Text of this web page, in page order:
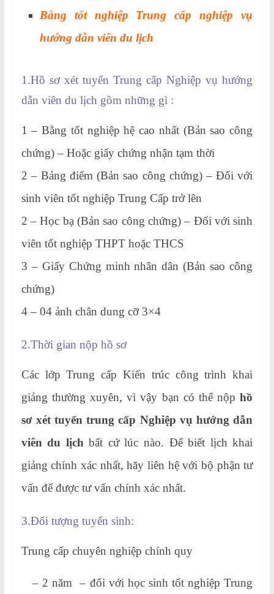
Bằng tốt nghiệp Trung cấp nghiệp vụ
hướng dẫn viên du lịch
1.Hồ sơ xét tuyển Trung cấp Nghiệp vụ hướng
dẫn viên du lịch gồm những gì :
1 – Bằng tốt nghiệp hệ cao nhất (Bản sao công
chứng) – Hoặc giấy chứng nhận tạm thời
2 – Bảng điểm (Bản sao công chứng) – Đối với
sinh viên tốt nghiệp Trung Cấp trở lên
2 – Học bạ (Bản sao công chứng) – Đối với sinh
viên tốt nghiệp THPT hoặc THCS
3 – Giấy Chứng minh nhân dân (Bản sao công
chứng)
4 – 04 ảnh chân dung cỡ 3×4
2.Thời gian nộp hồ sơ
Các lớp Trung cấp Kiến trúc công trình khai
giảng thường xuyên, vì vậy bạn có thể nộphồ
sơ xét tuyển trung cấp Nghiệp vụ hướng dẫn
viên du lịchbất cứ lúc nào. Để biết lịch khai
giảng chính xác nhất, hãy liên hệ với bộ phận tư
vấn để được tư vấn chính xác nhất.
3.Đối tượng tuyển sinh:
Trung cấp chuyên nghiệp chính quy
– 2 năm – đối với học sinh tốt nghiệp Trung